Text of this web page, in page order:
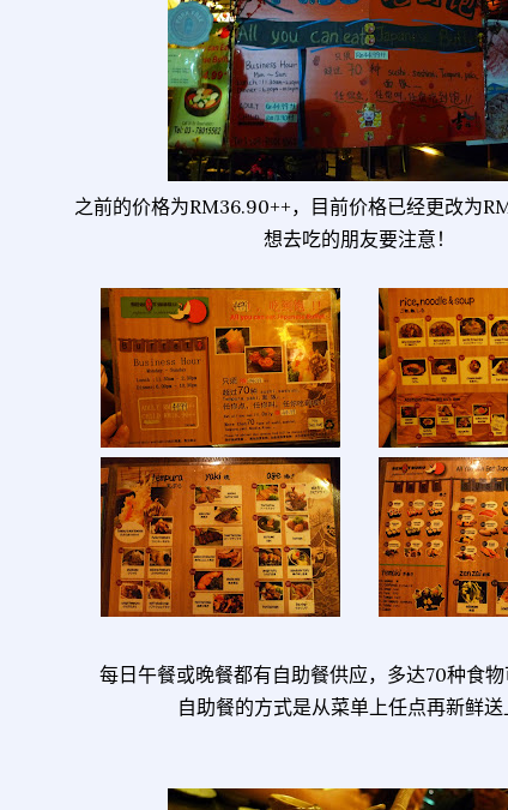
之前的价格为RM36.90++，目前价格已经更改为
想去吃的朋友要注意！
每日午餐或晚餐都有自助餐供应，多达70种食
自助餐的方式是从菜单上任点再新鲜